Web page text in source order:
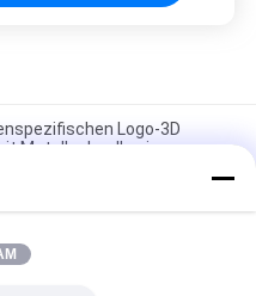
Logo-3D
Metallschnalle ein
sechs Platten-
Polyester-6
Kappe des Rand-sechs